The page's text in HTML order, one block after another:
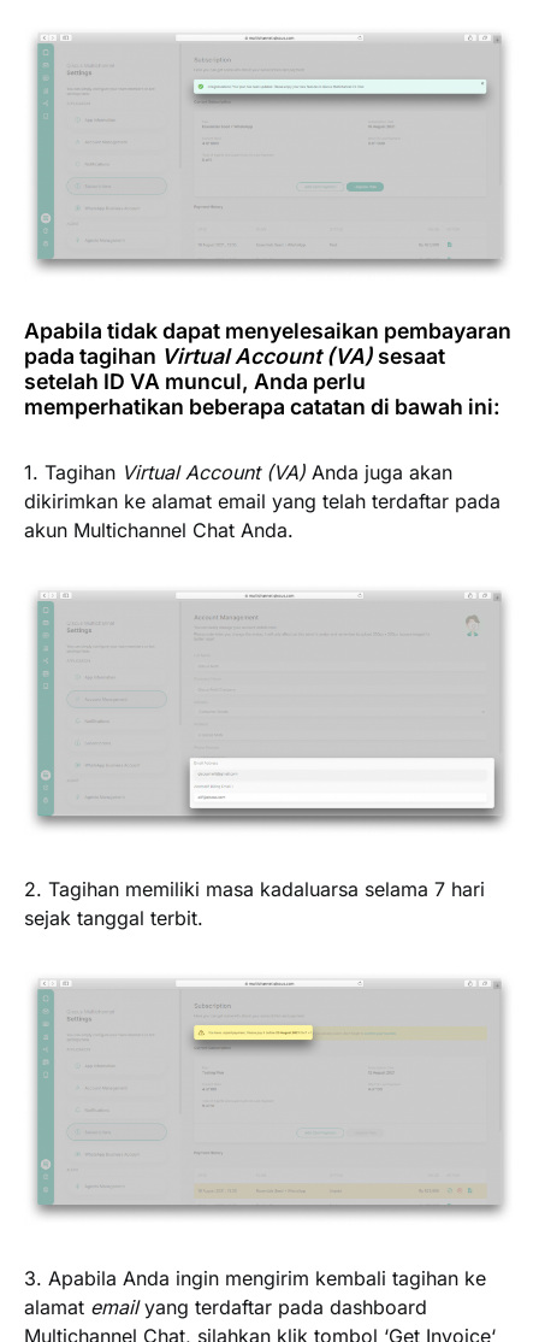
Apabila tidak dapat menyelesaikan pembayaran
pada tagihan Virtual Account (VA) sesaat
setelah ID VA muncul, Anda perlu
memperhatikan beberapa catatan di bawah ini:
1. Tagihan Virtual Account (VA) Anda juga akan
dikirimkan ke alamat email yang telah terdaftar pada
akun Multichannel Chat Anda.
2. Tagihan memiliki masa kadaluarsa selama 7 hari
sejak tanggal terbit.
3. Apabila Anda ingin mengirim kembali tagihan ke
alamat emailyang terdaftar pada dashboard
Multichannel Chat, silahkan klik tombol ‘Get Invoice‘